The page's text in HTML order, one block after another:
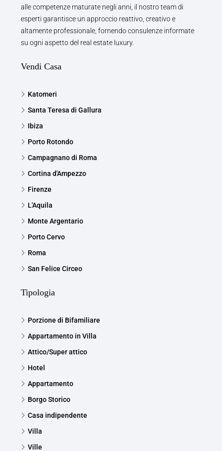
alle competenze maturate negli anni, il nostro team di
esperti garantisce un approccio reattivo, creativo e
altamente professionale, fornendo consulenze informate
su ogni aspetto del real estate luxury.
Vendi Casa
Katomeri
Santa Teresa di Gallura
Ibiza
Porto Rotondo
Campagnano di Roma
Cortina d'Ampezzo
Firenze
L'Aquila
Monte Argentario
Porto Cervo
Roma
San Felice Circeo
Tipologia
Porzione di Bifamiliare
Appartamento in Villa
Attico/Super attico
Hotel
Appartamento
Borgo Storico
Casa indipendente
Villa
Ville